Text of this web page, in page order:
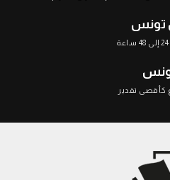
تونس
كأقصى تقدير